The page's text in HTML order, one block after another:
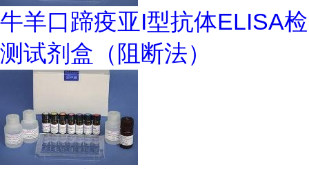
牛羊口蹄疫亚I型抗体ELISA检
测试剂盒（阻断法）